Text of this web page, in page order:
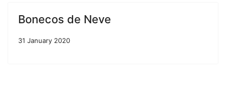
Bonecos de Neve
31 January 2020